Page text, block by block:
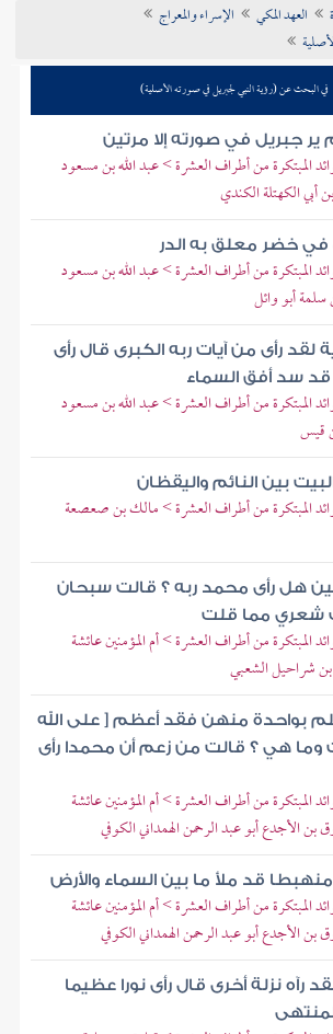
العهد المكي
الإسراء والمعراج
في البحث عن (رؤية النبي لجبريل في صورته الأصلية)
ير جبريل في صورته إلا مرتين
المبتكرة من أطراف العشرة > عبد الله بن مسعود
أبي الكهتلة الكندي
في خضر معلق به الدر
المبتكرة من أطراف العشرة > عبد الله بن مسعود
أبو وائل
لقد رأى من آيات ربه الكبرى قال رأى
قد سد أفق السماء
المبتكرة من أطراف العشرة > عبد الله بن مسعود
قيس
البيت بين النائم واليقظان
المبتكرة من أطراف العشرة > مالك بن صعصعة
هل رأى محمد ربه ؟ قالت سبحان
شعري مما قلت
المبتكرة من أطراف العشرة > أم المؤمنين عائشة
شراحيل الشعبي
بواحدة منهن فقد أعظم [ على الله
وما هي ؟ قالت من زعم أن محمدا رأى
المبتكرة من أطراف العشرة > أم المؤمنين عائشة
الأجدع أبو عبد الرحمن الهمداني الكوفي
قد ملأ ما بين السماء والأرض
المبتكرة من أطراف العشرة > أم المؤمنين عائشة
الأجدع أبو عبد الرحمن الهمداني الكوفي
رآه نزلة أخرى قال رأى نورا عظيما